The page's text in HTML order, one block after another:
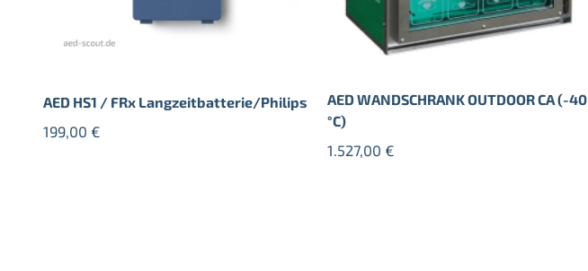
AED HS1 / FRx Langzeitbatterie/Philips
199,00 €
AED WANDSCHRANK OUTDOOR CA (-40
°C)
1.527,00 €